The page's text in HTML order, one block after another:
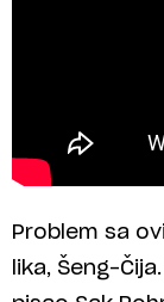
Problem sa
lika, Šeng-